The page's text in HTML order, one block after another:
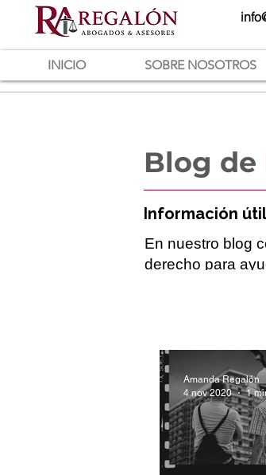
INICIO SOBRE NOSOTROS
Blog de
Información
En nuestro blog
derecho para
Amanda Regalón
4 nov 2020
1